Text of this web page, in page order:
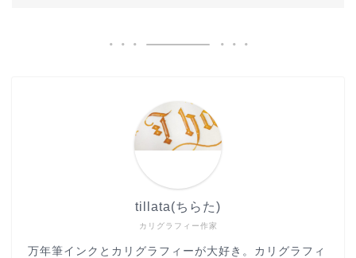
カリグラフィー作家
tillata(ちらた)
万年筆インクとカリグラフィーが大好き。カリグラフィ